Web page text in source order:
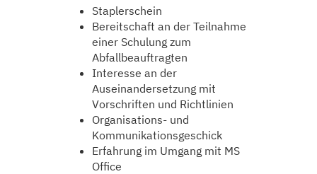
Staplerschein
Bereitschaft an der Teilnahme
einer Schulung zum
Abfallbeauftragten
Interesse an der
Auseinandersetzung mit
Vorschriften und Richtlinien
Organisations- und
Kommunikationsgeschick
Erfahrung im Umgang mit MS
Office